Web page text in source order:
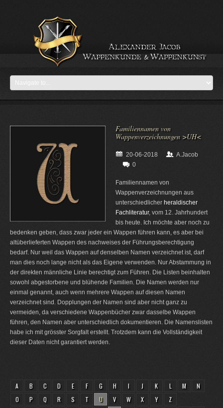
Familiennamen von
Wappenverzeichnungen >UH<
20-06-2018
A.Jacob
0
Familiennamen von
Wappenverzeichnungen aus
unterschiedlicher heraldischer
Fachliteratur, vom 12. Jahrhundert
bis heute. Ich möchte aber noch zu
bedenken geben, dass zwar jeder ein Wappen führen kann, es aber bei
altüberlieferten Wappen des nachweises der Führungsberechtigung
bedarf. Nur weil das Wappen auf denselben Namen verzeichnet ist, darf
man dies noch lange nicht als das Eigene verwenden. Nur Abstammung in
der direkten männliche Linie berechtigt zum Führen. Die Listen beinhalten
sowohl abgestorbene und blühende Familien. Die Namen werden nur
einmal genannt, auch wenn mehrere Wappen auf diesen Namen
verzeichnet sind. Dopplungen der Namen sind aber nicht ganz zu
vermeiden, da verschiedene Wappenbücher zwar dasselbe Wappen
führen, den Namen aber unterschiedlich dokumentieren. Die Namenslisten
habe ich mit grösster Sorgfalt erstellt. Trotzdem kann die Vollständigkeit
dieser Daten nicht garantiert werden.
A B C D E F G H I J K L M
N
O
P Q R S T U V W X Y
Z